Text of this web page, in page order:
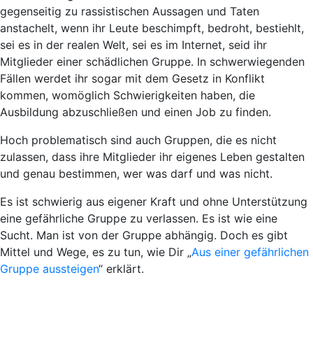
gegenseitig zu rassistischen Aussagen und Taten
anstachelt, wenn ihr Leute beschimpft, bedroht, bestiehlt,
sei es in der realen Welt, sei es im Internet, seid ihr
Mitglieder einer schädlichen Gruppe. In schwerwiegenden
Fällen werdet ihr sogar mit dem Gesetz in Konflikt
kommen, womöglich Schwierigkeiten haben, die
Ausbildung abzuschließen und einen Job zu finden.
Hoch problematisch sind auch Gruppen, die es nicht
zulassen, dass ihre Mitglieder ihr eigenes Leben gestalten
und genau bestimmen, wer was darf und was nicht.
Es ist schwierig aus eigener Kraft und ohne Unterstützung
eine gefährliche Gruppe zu verlassen. Es ist wie eine
Sucht. Man ist von der Gruppe abhängig. Doch es gibt
Mittel und Wege, es zu tun, wie Dir „Aus einer gefährlichen
Gruppe aussteigen“ erklärt.